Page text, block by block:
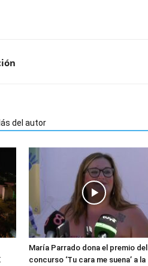
del autor
María Parrado dona el premio del
concurso ‘Tu cara me suena’ a la